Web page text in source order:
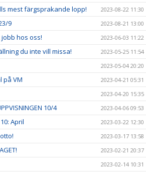
mest färgsprakande lopp! 2023-08-22 11:30
9 2023-08-21 13:00
hos oss! 2023-06-03 11:22
du inte vill missa! 2023-05-25 11:54
2023-05-04 20:20
på VM 2023-04-21 05:31
2023-04-20 15:35
10/4 2023-04-06 09:53
April 2023-03-22 12:30
2023-03-17 13:58
2023-02-21 20:37
2023-02-14 10:31